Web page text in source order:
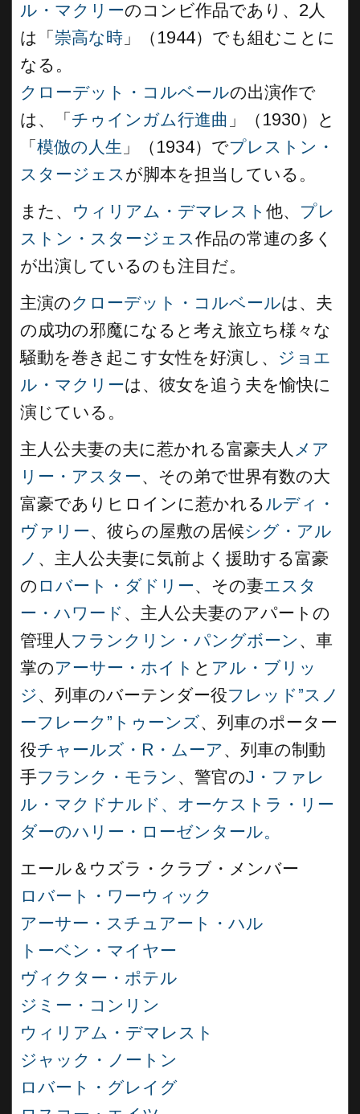
ル・マクリーのコンビ作品であり、2人
は「 崇高な時 」（1944）でも組むことに
なる。
クローデット・コルベールの出演作で
は、「 チゥインガム行進曲 」（1930）と
「 模倣の人生 」（1934）でプレストン・
スタージェスが脚本を担当している。
また、 ウィリアム・デマレスト 他、 プレ
ストン・スタージェス作品の常連の多く
が出演しているのも注目だ。
主演のクローデット・コルベールは、夫
の成功の邪魔になると考え旅立ち様々な
騒動を巻き起こす女性を好演し、 ジョエ
ル・マクリーは、彼女を追う夫を愉快に
演じている。
主人公夫妻の夫に惹かれる富豪夫人 メア
リー・アスター、その弟で世界有数の大
富豪でありヒロインに惹かれるルディ・
ヴァリー、彼らの屋敷の居候シグ・アル
ノ 、主人公夫妻に気前よく援助する富豪
の ロバート・ダドリー、その妻エスタ
ー・ハワード 、主人公夫妻のアパートの
管理人 フランクリン・パングボーン 、車
掌のアーサー・ホイト と アル・ブリッ
ジ、列車のバーテンダー役フレッド”スノ
ーフレーク”トゥーンズ、列車のポーター
役チャールズ・R・ムーア、列車の制動
手フランク・モラン 、警官のJ・ファレ
ル・ マクドナルド 、オーケストラ・リー
ダーのハリー・ローゼンタール。
エール＆ウズラ・クラブ・メンバー
ロバート・ワーウィック
アーサー・スチュアート・ハル
トーベン・マイヤー
ヴィクター・ポテル
ジミー・コンリン
ウィリアム・デマレスト
ジャック・ノートン
ロバート・グレイグ